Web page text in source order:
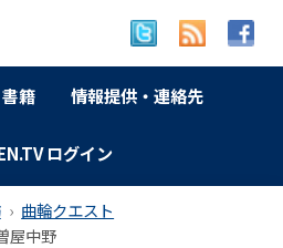
書籍 情報提供・連絡先
ログイン
曲輪クエスト
屋中野